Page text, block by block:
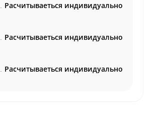
Расчитываеться индивидуально
Расчитываеться индивидуально
Расчитываеться индивидуально